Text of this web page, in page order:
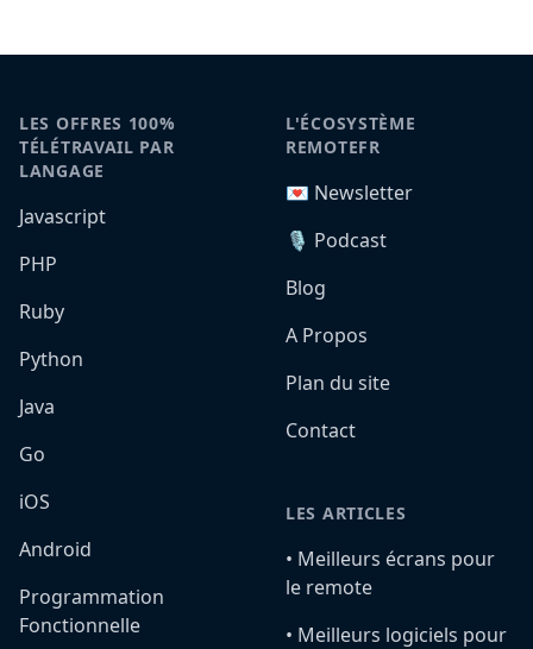
LES OFFRES 100%
TÉLÉTRAVAIL PAR
LANGAGE
Javascript
PHP
Ruby
Python
Java
Go
iOS
Android
Programmation
Fonctionnelle
L'ÉCOSYSTÈME
REMOTEFR
💌 Newsletter
🎙️ Podcast
Blog
A Propos
Plan du site
Contact
LES ARTICLES
•️ Meilleurs écrans pour
le remote
•️ Meilleurs logiciels pour